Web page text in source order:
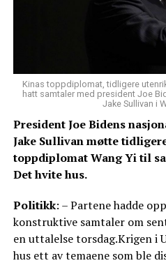
Kinas toppdiplomat, tidligere
hatt samtaler med president Joe
Jake Sullivan i
President Joe Bidens
Jake Sullivan møtte
toppdiplomat Wang Yi til
Det hvite hus.
Politikk: – Partene hadde
konstruktive samtaler om
en uttalelse torsdag.Krigen i
hus ett av temaene som ble